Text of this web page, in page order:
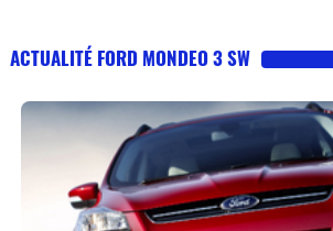
ACTUALITÉ FORD MONDEO 3 SW